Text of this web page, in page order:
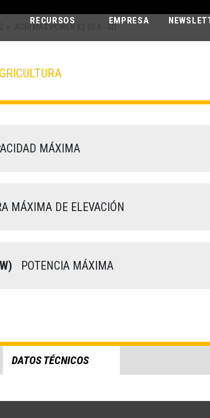
RECURSOS EMPRESA
AGRI
MÁXIMA
MÁXIMA DE ELEVACIÓN
POTENCIA MÁXIMA
DATOS TÉCNICOS